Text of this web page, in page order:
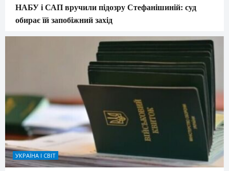
НАБУ і САП вручили підозру Стефанішиній: суд
обирає їй запобіжний захід
УКРАЇНА І СВІТ